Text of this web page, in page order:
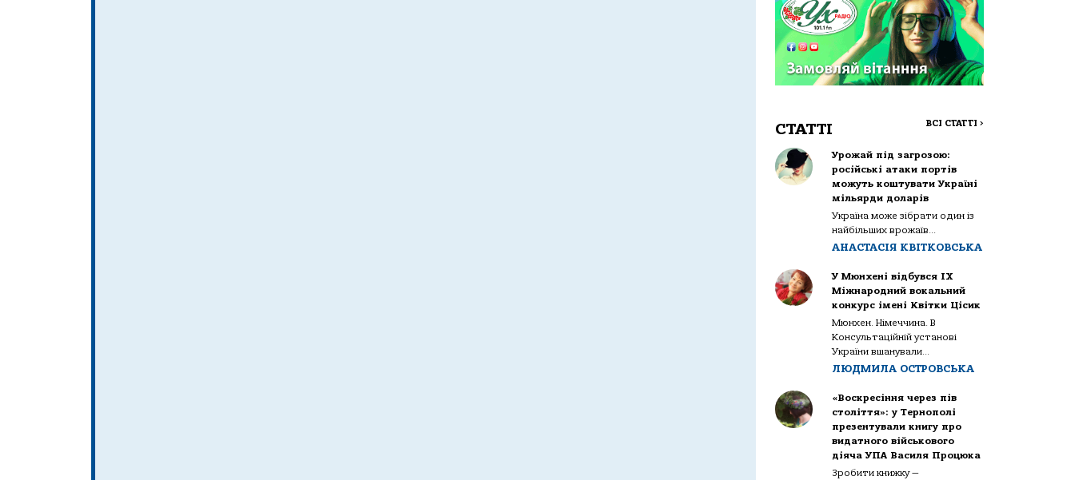
СТАТТІ ВСІ СТАТТІ >
Урожай під загрозою:
російські атаки портів
можуть коштувати Україні
мільярди доларів
Україна може зібрати один із
найбільших врожаїв...
АНАСТАСІЯ КВІТКОВСЬКА
У Мюнхені відбувся IX
Міжнародний вокальний
конкурс імені Квітки Цісик
Мюнхен. Німеччина. В
Консультаційній установі
України вшанували...
ЛЮДМИЛА ОСТРОВСЬКА
«Воскресіння через пів
століття»: у Тернополі
презентували книгу про
видатного військового
діяча УПА Василя Процюка
Зробити книжку —